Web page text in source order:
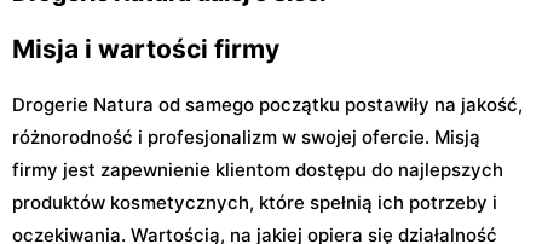
Misja i wartości firmy
Drogerie Natura od samego początku postawiły na jakość,
różnorodność i profesjonalizm w swojej ofercie. Misją
firmy jest zapewnienie klientom dostępu do najlepszych
produktów kosmetycznych, które spełnią ich potrzeby i
oczekiwania. Wartością, na jakiej opiera się działalność